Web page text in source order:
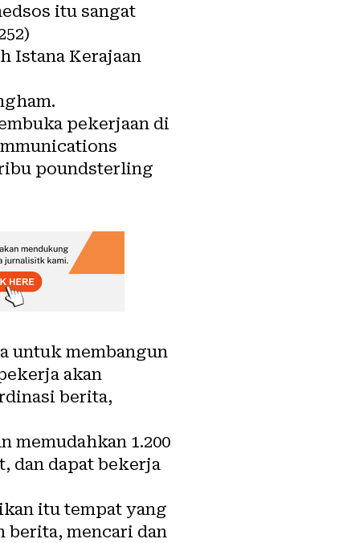
itu sangat
Istana Kerajaan
pekerjaan di
poundsterling
untuk membangun
akan
berita,
1.200
dan dapat bekerja
itu tempat yang
berita, mencari dan